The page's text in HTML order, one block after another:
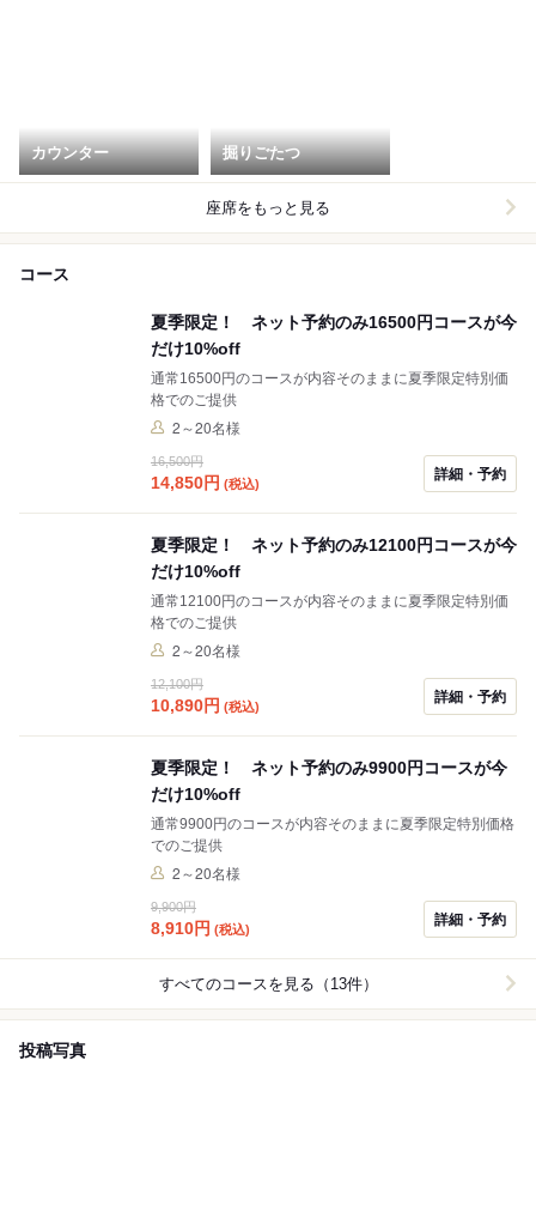
カウンター 掘りごたつ
座席をもっと見る
コース
夏季限定！ ネット予約のみ16500円コースが今
だけ10%off
通常16500円のコースが内容そのままに夏季限定特別価
格でのご提供
2～20名様
16,500円
14,850円 (税込)
詳細・予約
夏季限定！ ネット予約のみ12100円コースが今
だけ10%off
通常12100円のコースが内容そのままに夏季限定特別価
格でのご提供
2～20名様
12,100円
10,890円 (税込)
詳細・予約
夏季限定！ ネット予約のみ9900円コースが今
だけ10%off
通常9900円のコースが内容そのままに夏季限定特別価格
でのご提供
2～20名様
9,900円
8,910円 (税込)
詳細・予約
すべてのコースを見る（13件）
投稿写真